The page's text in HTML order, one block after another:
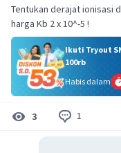
Tentukan derajat ionisasi
harga Kb 2 x 10^-5 !
Ikuti Tryout
100rb
Habis dalam
3 1